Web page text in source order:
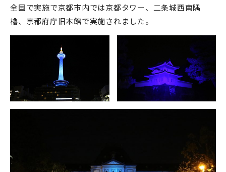
全国で実施で京都市内では京都タワー、二条城西南隅
櫓、京都府庁旧本館で実施されました。